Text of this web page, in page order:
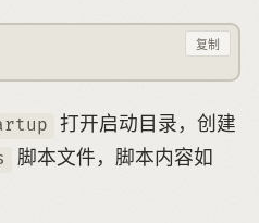
复制
打开启动目录，创建
脚本文件，脚本内容如